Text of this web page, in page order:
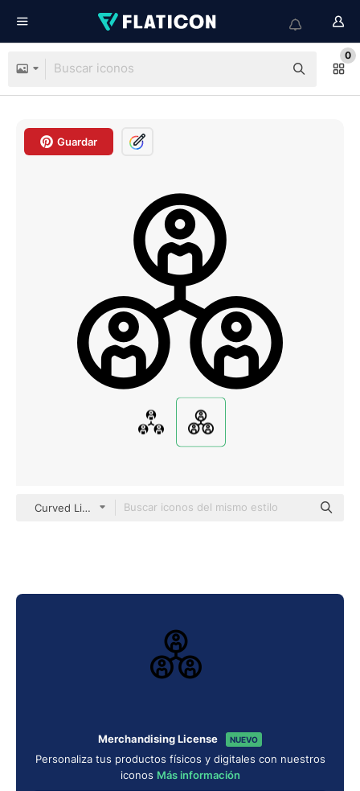
0
Guardar
Curved Lineal
Merchandising License NUEVO
Personaliza tus productos físicos y digitales con nuestros
iconos Más información